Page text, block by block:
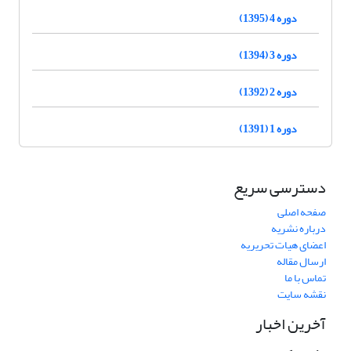
دوره 4 (1395)
دوره 3 (1394)
دوره 2 (1392)
دوره 1 (1391)
دسترسی سریع
صفحه اصلی
درباره نشریه
اعضای هیات تحریریه
ارسال مقاله
تماس با ما
نقشه سایت
آخرین اخبار